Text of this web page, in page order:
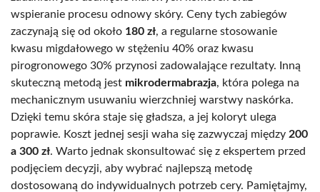
wspieranie procesu odnowy skóry. Ceny tych zabiegów
zaczynają się od około 180 zł, a regularne stosowanie
kwasu migdałowego w stężeniu 40% oraz kwasu
pirogronowego 30% przynosi zadowalające rezultaty. Inną
skuteczną metodą jest mikrodermabrazja, która polega na
mechanicznym usuwaniu wierzchniej warstwy naskórka.
Dzięki temu skóra staje się gładsza, a jej koloryt ulega
poprawie. Koszt jednej sesji waha się zazwyczaj między 200
a 300 zł. Warto jednak skonsultować się z ekspertem przed
podjęciem decyzji, aby wybrać najlepszą metodę
dostosowaną do indywidualnych potrzeb cery. Pamiętajmy,